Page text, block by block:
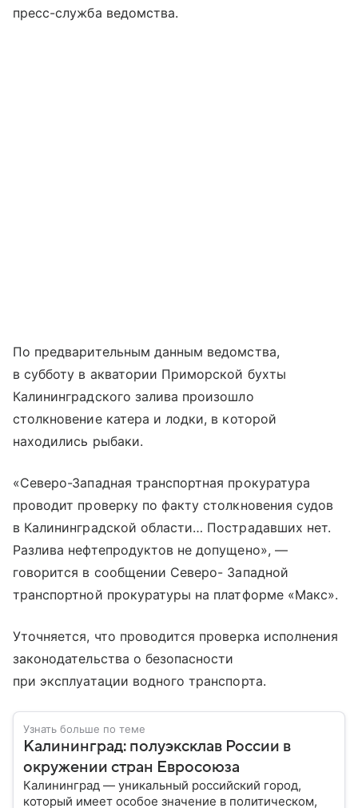
пресс-служба ведомства.
По предварительным данным ведомства,
в субботу в акватории Приморской бухты
Калининградского залива произошло
столкновение катера и лодки, в которой
находились рыбаки.
«Северо-Западная транспортная прокуратура
проводит проверку по факту столкновения судов
в Калининградской области… Пострадавших нет.
Разлива нефтепродуктов не допущено», —
говорится в сообщении Северо- Западной
транспортной прокуратуры на платформе «Макс».
Уточняется, что проводится проверка исполнения
законодательства о безопасности
при эксплуатации водного транспорта.
Узнать больше по теме
Калининград: полуэксклав России в
окружении стран Евросоюза
Калининград — уникальный российский город,
который имеет особое значение в политическом,